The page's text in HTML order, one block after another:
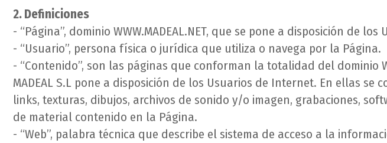
2. Definiciones
- “Página”, dominio WWW.MADEAL.NET, que se pone a disposición de
- “Usuario”, persona física o jurídica que utiliza o navega por la Página.
- “Contenido”, son las páginas que conforman la totalidad del dominio
MADEAL S.L pone a disposición de los Usuarios de Internet. En ellas
links, texturas, dibujos, archivos de sonido y/o imagen, grabaciones,
de material contenido en la Página.
- “Web”, palabra técnica que describe el sistema de acceso a la